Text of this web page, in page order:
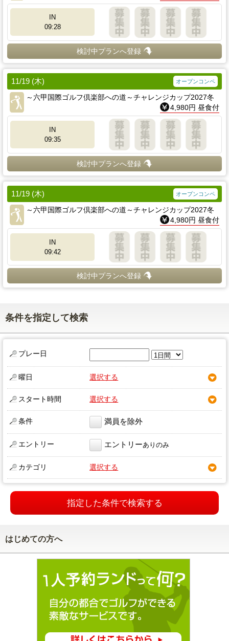
IN
09:28
検討中プランへ登録
11/19 (木) オープンコンペ
～六甲国際ゴルフ倶楽部への道～チャレンジカップ2027冬
4,980円 昼食付
IN
09:35
検討中プランへ登録
11/19 (木) オープンコンペ
～六甲国際ゴルフ倶楽部への道～チャレンジカップ2027冬
4,980円 昼食付
IN
09:42
検討中プランへ登録
条件を指定して検索
プレー日
曜日 選択する
スタート時間 選択する
条件 満員を除外
エントリー エントリーありのみ
カテゴリ 選択する
指定した条件で検索する
はじめての方へ